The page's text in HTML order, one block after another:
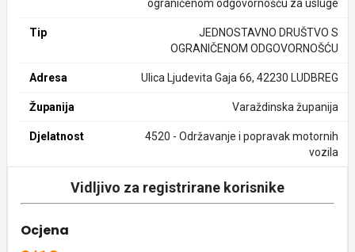
ograničenom odgovornošću za usluge
Tip
JEDNOSTAVNO DRUŠTVO S
OGRANIČENOM ODGOVORNOŠĆU
Adresa Ulica Ljudevita Gaja 66, 42230 LUDBREG
Županija Varaždinska županija
Djelatnost
4520 - Održavanje i popravak motornih
vozila
Vidljivo za registrirane korisnike
Ocjena